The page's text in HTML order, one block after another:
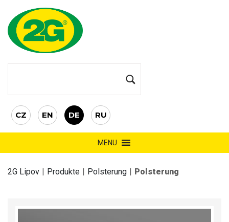
CZ EN DE RU
MENU
2G Lipov | Produkte | Polsterung | Polsterung